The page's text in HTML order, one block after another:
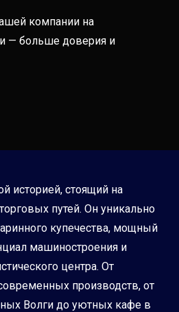
компании на
— больше доверия и
историей, стоящий на
путей. Он уникально
купечества, мощный
машиностроения и
центра. От
производств, от
Волги до уютных кафе в